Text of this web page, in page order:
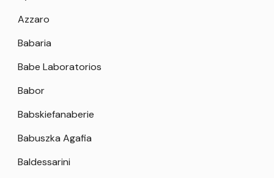
Azzaro
Babaria
Babe Laboratorios
Babor
Babskiefanaberie
Babuszka Agafia
Baldessarini